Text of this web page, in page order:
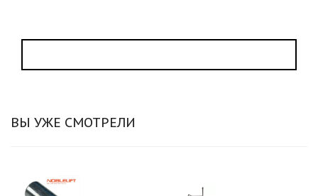
ВЫ УЖЕ СМОТРЕЛИ